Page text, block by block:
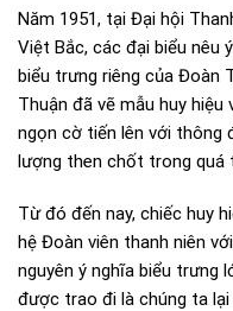
Năm 1951, tại Đại hội
Việt Bắc, các đại biểu nêu
biểu trưng riêng của Đoàn
Thuận đã vẽ mẫu huy hiệu
ngọn cờ tiến lên với thông
lượng then chốt trong quá
Từ đó đến nay, chiếc huy
hệ Đoàn viên thanh niên
nguyên ý nghĩa biểu trưng
được trao đi là chúng ta